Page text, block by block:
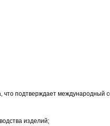
что подтверждает международный
изделий;